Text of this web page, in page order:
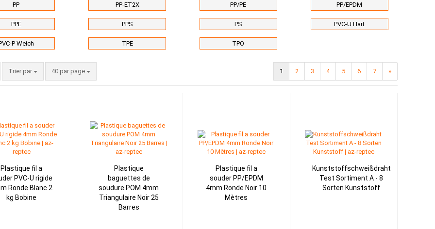
PP PP-ET2X PP/PE PP/EPDM
PPE PPS PS PVC-U Hart
P Weich TPE TPO
Trier par
Trier par 40 par page
par page 1 2 3 4 5 6 7 »
Plastique fil a
PVC-U rigide
Ronde Blanc 2
kg Bobine
Plastique
baguettes de
soudure POM 4mm
Triangulaire Noir 25
Barres
Plastique fil a
souder PP/EPDM
4mm Ronde Noir 10
Mètres
Kunststoffschweißdraht
Test Sortiment A - 8
Sorten Kunststoff